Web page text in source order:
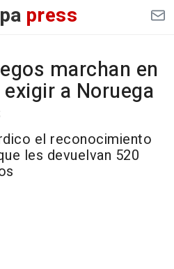
press
marchan en
a Noruega
el reconocimiento
les devuelvan 520